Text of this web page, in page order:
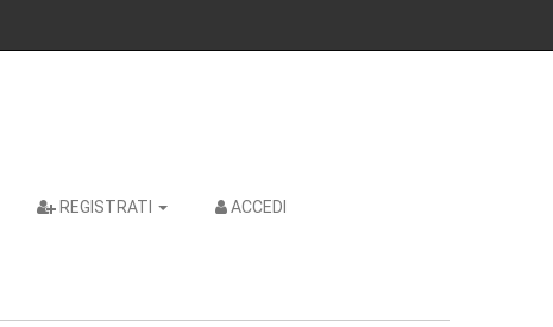
REGISTRATI ACCEDI